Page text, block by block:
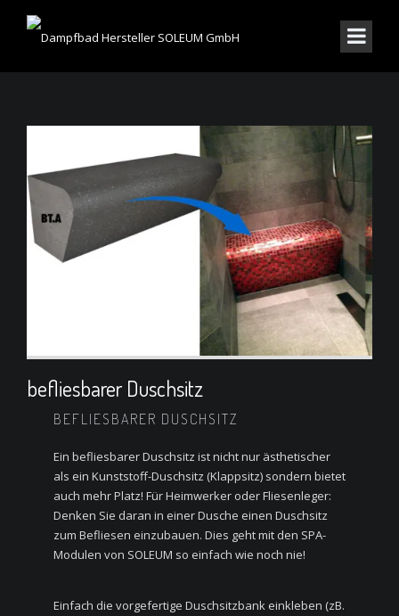
befliesbarer Duschsitz
BEFLIESBARER DUSCHSITZ
Ein befliesbarer Duschsitz ist nicht nur ästhetischer
als ein Kunststoff-Duschsitz (Klappsitz) sondern bietet
auch mehr Platz! Für Heimwerker oder Fliesenleger:
Denken Sie daran in einer Dusche einen Duschsitz
zum Befliesen einzubauen. Dies geht mit den SPA-
Modulen von SOLEUM so einfach wie noch nie!
Einfach die vorgefertige Duschsitzbank einkleben (zB.